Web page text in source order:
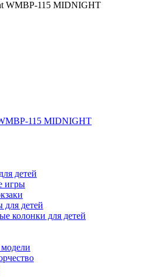
115 MIDNIGHT
детей
игры
детей
колонки для детей